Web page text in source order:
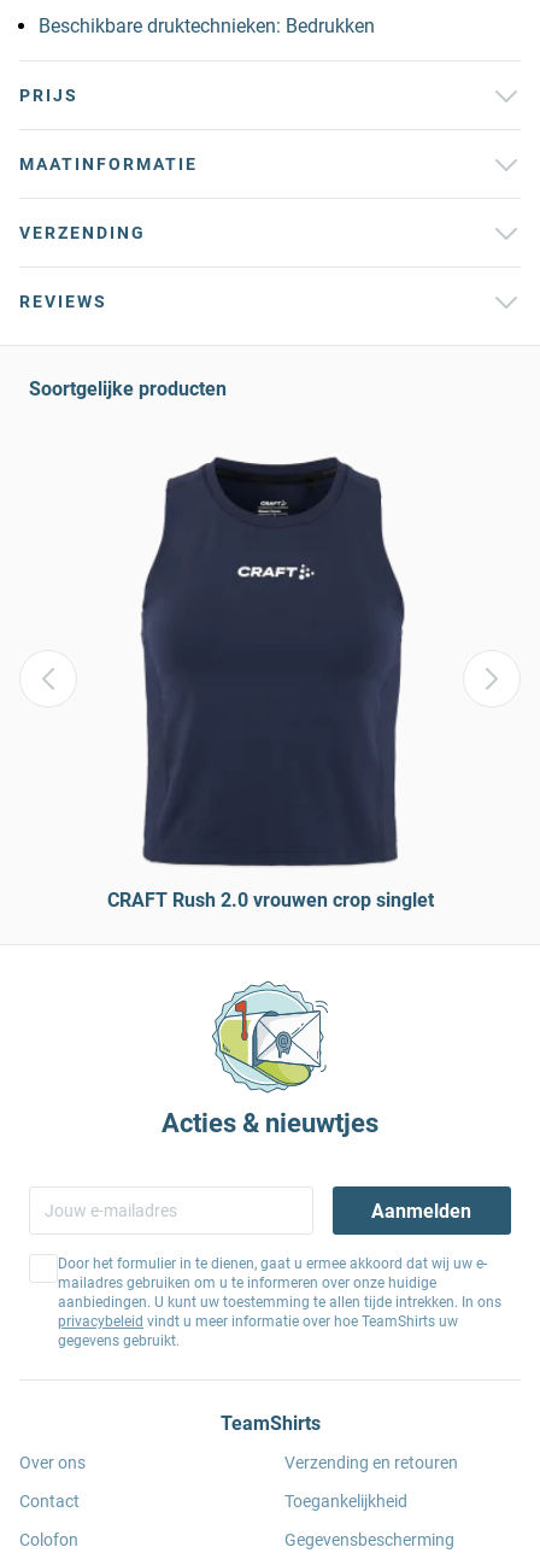
Beschikbare druktechnieken: Bedrukken
PRIJS
MAATINFORMATIE
VERZENDING
REVIEWS
Soortgelijke producten
CRAFT Rush 2.0 vrouwen crop singlet
Acties & nieuwtjes
Aanmelden
Door het formulier in te dienen, gaat u ermee akkoord dat wij uw e-
mailadres gebruiken om u te informeren over onze huidige
aanbiedingen. U kunt uw toestemming te allen tijde intrekken. In ons
privacybeleid vindt u meer informatie over hoe TeamShirts uw
gegevens gebruikt.
TeamShirts
Over ons
Contact
Colofon
Verzending en retouren
Toegankelijkheid
Gegevensbescherming